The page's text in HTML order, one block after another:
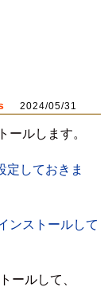
2024/05/31
ールします。
定しておきま
ンストールして
ールして、